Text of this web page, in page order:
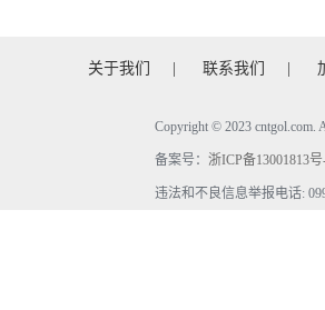
关于我们 联系我们
Copyright © 2023
备案号： 浙ICP备13001813
违法和不良信息举报电话: